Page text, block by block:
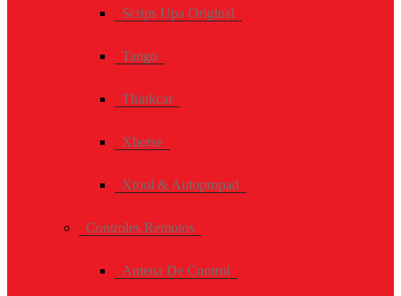
Scrips Upa Original
Tango
Thinkcar
Xhorse
Xtool & Autopropad
Controles Remotos
Antena De Control